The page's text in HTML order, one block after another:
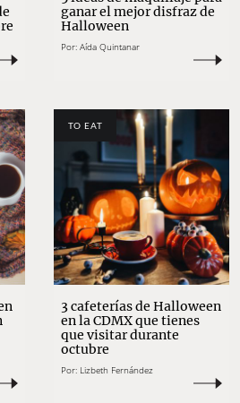
ganar el mejor disfraz de
Halloween
Por: Aída Quintanar
TO EAT
3 cafeterías de Halloween
en la CDMX que tienes
que visitar durante
octubre
Por: Lizbeth Fernández